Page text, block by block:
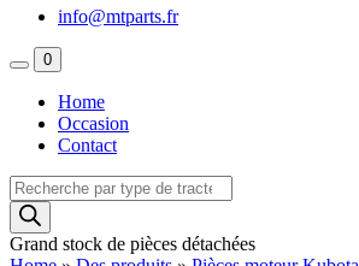
info@mtparts.fr
0
Home
Occasion
Contact
Recherche
de
produits
Grand stock de pièces détachées